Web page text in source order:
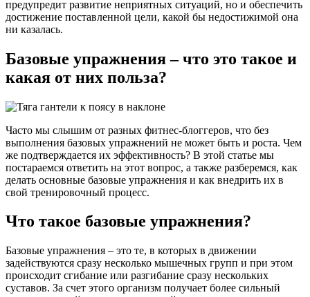
предупредит развитие неприятных ситуаций, но и обеспечить
достижение поставленной цели, какой бы недостижимой она
ни казалась.
Базовые упражнения – что это такое и
какая от них польза?
Часто мы слышим от разных фитнес-блоггеров, что без
выполнения базовых упражнений не может быть и роста. Чем
же подтверждается их эффективность? В этой статье мы
постараемся ответить на этот вопрос, а также разберемся, как
делать основные базовые упражнения и как внедрить их в
свой тренировочный процесс.
Что такое базовые упражнения?
Базовые упражнения – это те, в которых в движении
задействуются сразу несколько мышечных групп и при этом
происходит сгибание или разгибание сразу нескольких
суставов. За счет этого организм получает более сильный